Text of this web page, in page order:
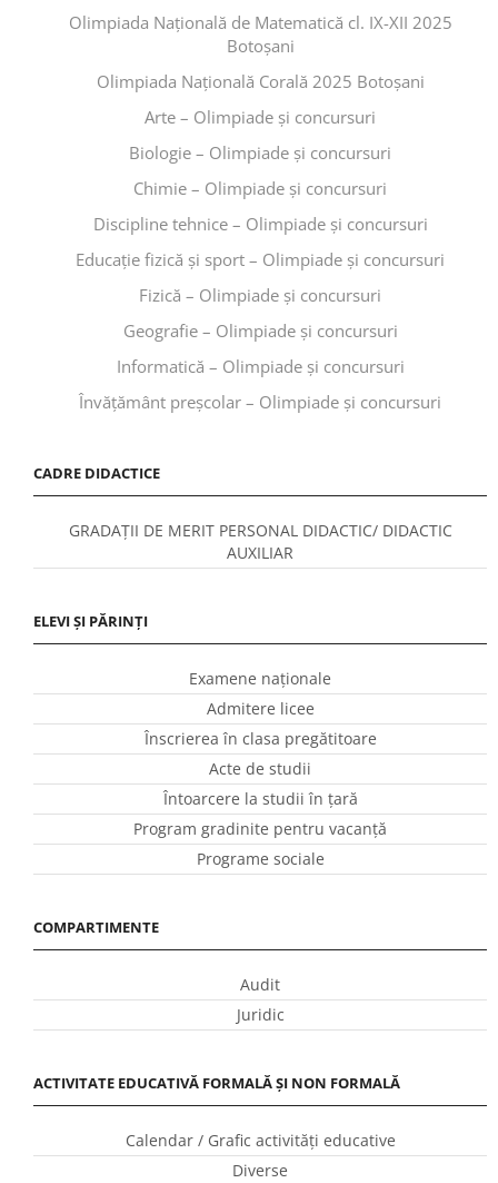
Olimpiada Națională de Matematică cl. IX-XII 2025
Botoșani
Olimpiada Națională Corală 2025 Botoșani
Arte – Olimpiade și concursuri
Biologie – Olimpiade și concursuri
Chimie – Olimpiade și concursuri
Discipline tehnice – Olimpiade și concursuri
Educaţie fizică şi sport – Olimpiade și concursuri
Fizică – Olimpiade și concursuri
Geografie – Olimpiade și concursuri
Informatică – Olimpiade și concursuri
Învăţământ preşcolar – Olimpiade și concursuri
CADRE DIDACTICE
GRADAȚII DE MERIT PERSONAL DIDACTIC/ DIDACTIC
AUXILIAR
ELEVI ȘI PĂRINȚI
Examene naționale
Admitere licee
Înscrierea în clasa pregătitoare
Acte de studii
Întoarcere la studii în ţară
Program gradinite pentru vacanţă
Programe sociale
COMPARTIMENTE
Audit
Juridic
ACTIVITATE EDUCATIVĂ FORMALĂ ȘI NON FORMALĂ
Calendar / Grafic activităţi educative
Diverse